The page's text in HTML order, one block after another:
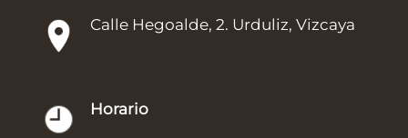
Calle Hegoalde, 2. Urduliz, Vizcaya
Horario